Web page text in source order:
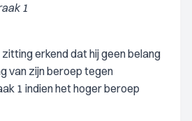
1
erkend dat hij geen belang
van zijn beroep tegen
1 indien het hoger beroep